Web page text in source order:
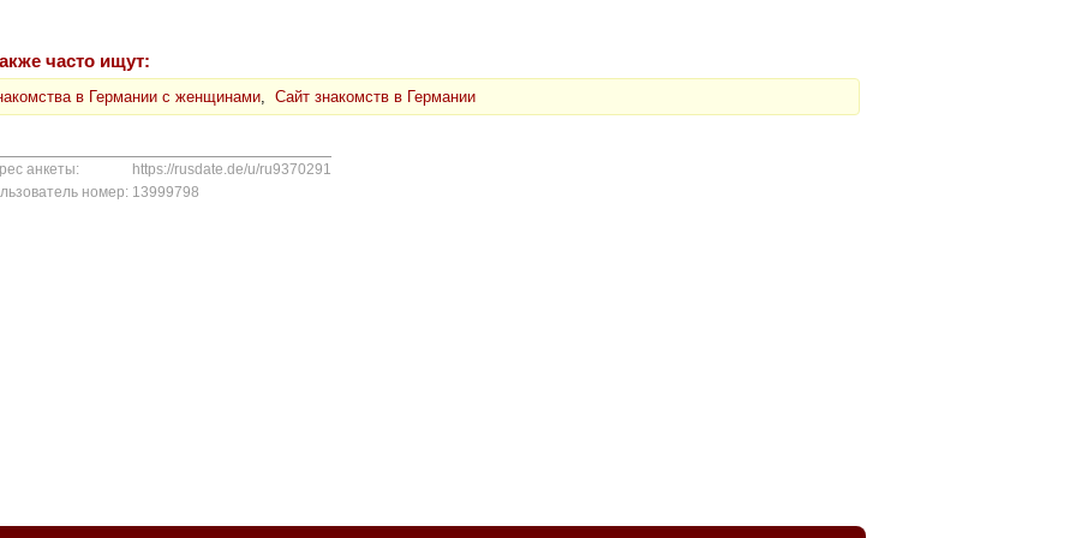
часто ищут:
в Германии с женщинами, Сайт знакомств в Германии
анкеты:
https://rusdate.de/u/ru9370291
номер: 13999798